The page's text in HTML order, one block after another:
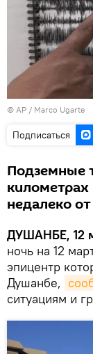
© AP / Marco Ugarte
Подписаться
Подземные
недалеко
ДУШАНБЕ, 12
ночь на 12
эпицентр
Душанбе,
ситуациям и